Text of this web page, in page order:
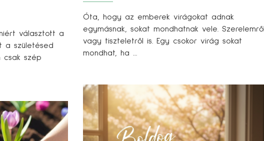
Óta, hogy az emberek virágokat adnak
egymásnak, sokat mondhatnak vele. Szerelemről
vagy tiszteletről is. Egy csokor virág sokat
mondhat, ha …
választott a
a születésed
csak szép